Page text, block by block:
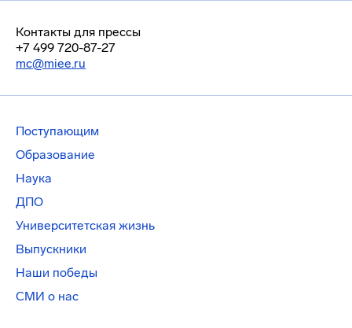
Контакты для прессы
+7 499 720-87-27
mc@miee.ru
Поступающим
Образование
Наука
ДПО
Университетская жизнь
Выпускники
Наши победы
СМИ о нас